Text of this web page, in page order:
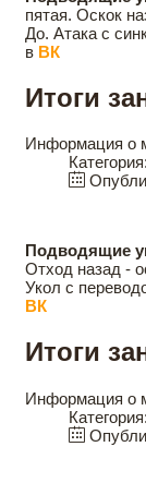
пятая. Оскок
До. Атака с
в ВК
Итоги
Информация о
Категория:
Подводящие
Отход назад -
Укол с
ВК
Итоги
Информация о
Категория: